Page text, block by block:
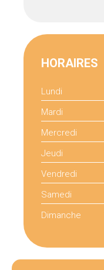
HORAIRES
Lundi
Mardi
Mercredi
Jeudi
Vendredi
Samedi
Dimanche